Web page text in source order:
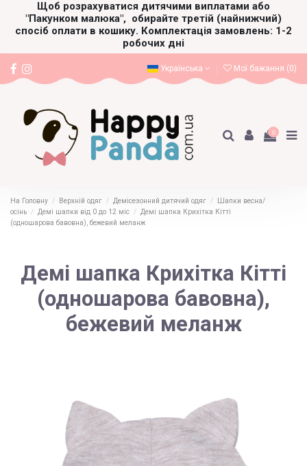
Щоб розрахуватися дитячими виплатами або
"Пакунком малюка", обирайте третій (найнижчий)
спосіб оплати в кошику. Комплектація замовлень: 1-2
робочих дні
Українська Мої бажання (0)
0
На Головну Верхній одяг Демісезонний дитячий одяг
Шапки весна/
осінь
Демі шапки від 0 до 12 міс
Демі шапка Крихітка Кітті
(одношарова бавовна), бежевий меланж
Демі шапка Крихітка Кітті
(одношарова бавовна),
бежевий меланж